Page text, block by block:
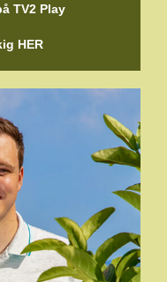
TV2 Play
HER